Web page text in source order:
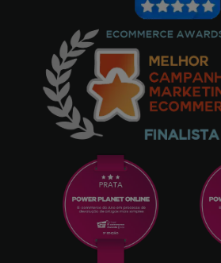
Angel Giraldo Fernandez
Comprei o Samsung
muito satisfeito com
especialmente por ter
powerplanetonline.com,
e sem qualquer problema,
dúvida voltarei a comprar
muito obrigado - 12GB/